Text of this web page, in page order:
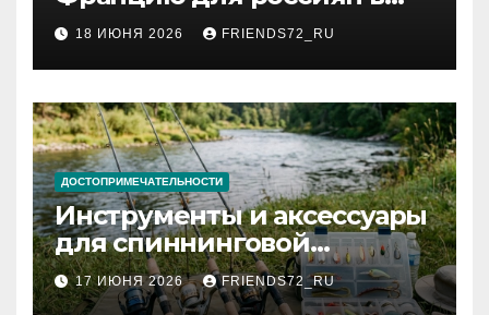
2026 году: сроки от 3 дней
и список необходимых
документов
18 ИЮНЯ 2026 FRIENDS72_RU
ДОСТОПРИМЕЧАТЕЛЬНОСТИ
Инструменты и аксессуары
для спиннинговой
рыбалки: назначение и
типы
17 ИЮНЯ 2026 FRIENDS72_RU